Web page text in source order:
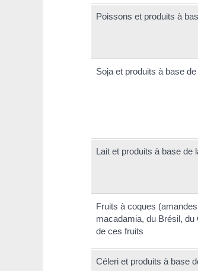
Poissons et produits à
Soja et produits à base
Lait et produits à base de
Fruits à coques
macadamia, du Brésil,
de ces fruits
Céleri et produits à base